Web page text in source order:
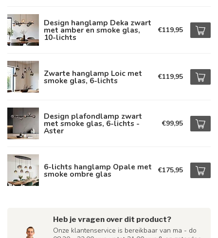
Design hanglamp Deka zwart
met amber en smoke glas,
10-lichts
€119,95
Zwarte hanglamp Loic met
smoke glas, 6-lichts €119,95
Design plafondlamp zwart
met smoke glas, 6-lichts -
Aster
€99,95
6-lichts hanglamp Opale met
smoke ombre glas €175,95
Heb je vragen over dit product?
Onze klantenservice is bereikbaar van ma - do